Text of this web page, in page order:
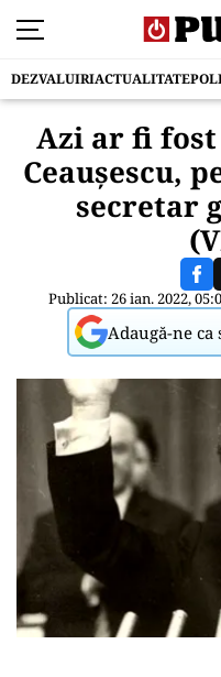
DEZVALUIRIACTUALITATE
Azi ar fi
Ceaușescu,
secretar
Publicat: 26 ian. 2022,
Adaugă-ne